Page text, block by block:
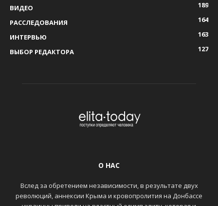
ВИДЕО
189
РАССЛЕДОВАНИЯ
164
ИНТЕРВЬЮ
163
ВЫБОР РЕДАКТОРА
127
О НАС
Вслед за обретением независимости, в результате двух
революций, аннексии Крыма и кровопролития на Донбассе